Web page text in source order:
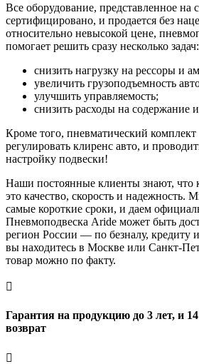
Все оборудование, представленное на
сертифицировано, и продается без
относительно невысокой цене,
помогает решить сразу несколько задач:
снизить нагрузку на рессоры и
увеличить грузоподъемность
улучшить управляемость;
снизить расходы на содержание
Кроме того, пневматический комплект
регулировать клиренс авто, и
настройку подвески!
Наши постоянные клиенты знают,
это качество, скорость и надежность.
самые короткие сроки, и даем
Пневмоподвеска Aride может быть
регион России — по безналу, кредиту
вы находитесь в Москве или Санкт-
товар можно по факту.

Гарантия на продукцию до 3 лет, и
возврат
